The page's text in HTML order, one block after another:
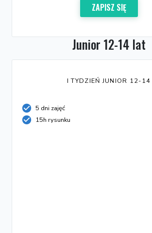
ZAPISZ SIĘ
Junior 12-14 lat
I TYDZIEŃ JUNIOR 12-14
5 dni zajęć
15h rysunku